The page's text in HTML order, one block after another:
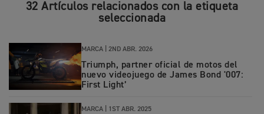
32 Artículos relacionados con la etiqueta
seleccionada
MARCA | 2ND ABR. 2026
Triumph, partner oficial de motos del
nuevo videojuego de James Bond '007:
First Light’
MARCA | 1ST ABR. 2025